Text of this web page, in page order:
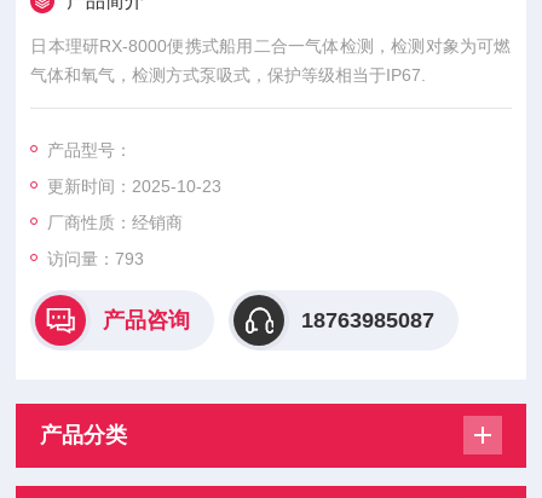
日本理研RX-8000便携式船用二合一气体检测，检测对象为可燃
气体和氧气，检测方式泵吸式，保护等级相当于IP67.
产品型号：
更新时间：2025-10-23
厂商性质：经销商
访问量：793
产品咨询 18763985087
产品分类